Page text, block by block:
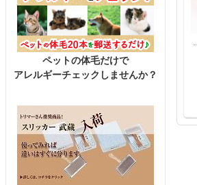
ペットの体毛だけで
アレルギーチェックしませんか？